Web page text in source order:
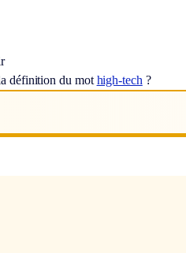
définition du mot high-tech ?